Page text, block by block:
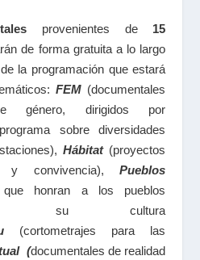
provenientes de 15
de forma gratuita a lo largo
la programación que estará
FEM (documentales
género, dirigidos por
sobre diversidades
Hábitat (proyectos
y convivencia),Pueblos
honran a los pueblos
y su cultura
(cortometrajes para las
(documentales de realidad